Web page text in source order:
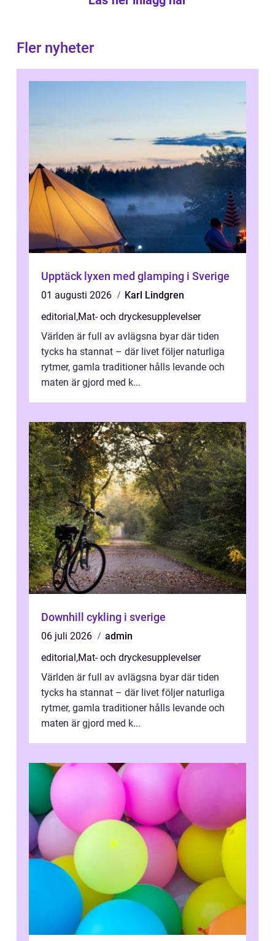
Fler nyheter
Upptäck lyxen med glamping i Sverige
01 augusti 2026
Karl Lindgren
editorial ,Mat- och dryckesupplevelser
Världen är full av avlägsna byar där tiden
tycks ha stannat – där livet följer naturliga
rytmer, gamla traditioner hålls levande och
maten är gjord med k...
Downhill cykling i sverige
06 juli 2026
admin
editorial ,Mat- och dryckesupplevelser
Världen är full av avlägsna byar där tiden
tycks ha stannat – där livet följer naturliga
rytmer, gamla traditioner hålls levande och
maten är gjord med k...